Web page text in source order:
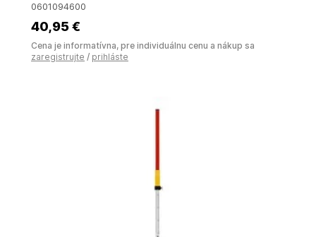
0601094600
40,95 €
Cena je informatívna, pre individuálnu cenu a nákup sa
zaregistrujte / prihláste